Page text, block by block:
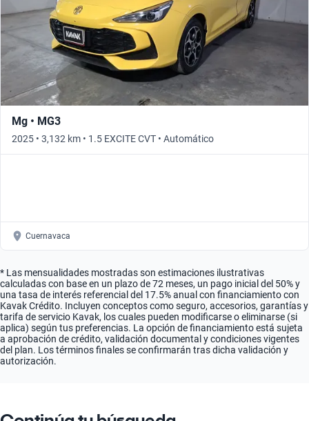
Mg • MG3
2025 • 3,132 km • 1.5 EXCITE CVT • Automático
Cuernavaca
* Las mensualidades mostradas son estimaciones ilustrativas
calculadas con base en un plazo de 72 meses, un pago inicial del 50% y
una tasa de interés referencial del 17.5% anual con financiamiento con
Kavak Crédito. Incluyen conceptos como seguro, accesorios, garantías y
tarifa de servicio Kavak, los cuales pueden modificarse o eliminarse (si
aplica) según tus preferencias. La opción de financiamiento está sujeta
a aprobación de crédito, validación documental y condiciones vigentes
del plan. Los términos finales se confirmarán tras dicha validación y
autorización.